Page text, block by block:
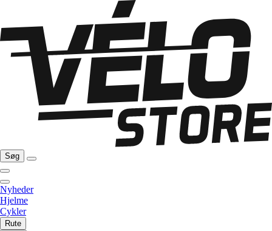
Søg
Nyheder
Hjelme
Cykler
Rute